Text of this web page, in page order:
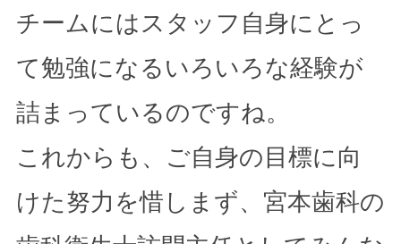
チームにはスタッフ自身にとっ
て勉強になるいろいろな経験が
詰まっているのですね。
これからも、ご自身の目標に向
けた努力を惜しまず、宮本歯科の